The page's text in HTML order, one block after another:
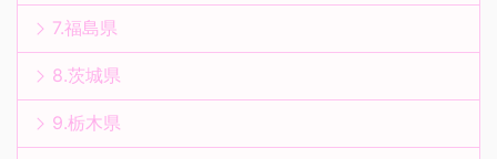
7.福島県
8.茨城県
9.栃木県